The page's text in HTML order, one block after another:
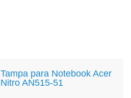
Tampa para Notebook Acer
Nitro AN515-51